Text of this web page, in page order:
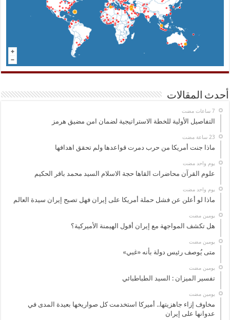
أحدث المقالات
التفاصيل الأولية للخطة الاستراتيجية لضمان امن مضيق هرمز
ماذا جنت أمريكا من حرب دمرت قواعدها ولم تحقق اهدافها
‏يوم واحد مضت
علوم القرآن محاضرات القاها حجة الاسلام السيد محمد باقر الحكيم
‏يوم واحد مضت
ماذا لو أعلن عن فشل حملة أمريكا على إيران فهل تصبح إيران سيدة العالم
‏يومين مضت
هل تكشف المواجهة مع إيران أفول الهيمنة الأميركية؟
‏يومين مضت
متى يُوصف رئيس دولة بأنه «غبي»
‏يومين مضت
تفسير الميزان : السيد الطباطبائي
‏يومين مضت
مخاوف إزاء جاهزيتها.. أميركا استخدمت كل صواريخها بعيدة المدى في
عدوانها على إيران